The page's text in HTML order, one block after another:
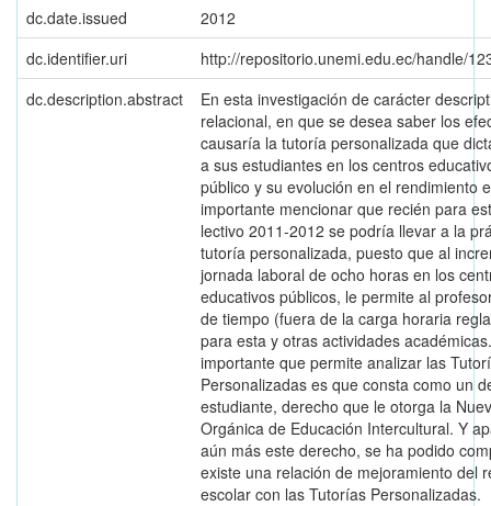
dc.date.issued
2012
dc.identifier.uri
http://repositorio.unemi.edu.ec/handle/
dc.description.abstract
En esta investigación de carácter
relacional, en que se desea saber los
causaría la tutoría personalizada que
a sus estudiantes en los centros
público y su evolución en el rendimiento
importante mencionar que recién para
lectivo 2011-2012 se podría llevar a la
tutoría personalizada, puesto que al
jornada laboral de ocho horas en los
educativos públicos, le permite al
de tiempo (fuera de la carga horaria
para esta y otras actividades
importante que permite analizar las
Personalizadas es que consta como un
estudiante, derecho que le otorga la
Orgánica de Educación Intercultural. Y
aún más este derecho, se ha podido
existe una relación de mejoramiento del
escolar con las Tutorías Personalizadas.